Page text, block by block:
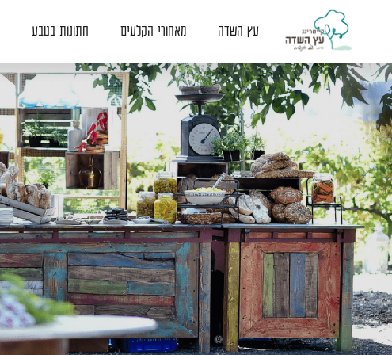
דלג לסרגל הניווט
עץ השדה מאחורי הקלעים חתונות בטבע